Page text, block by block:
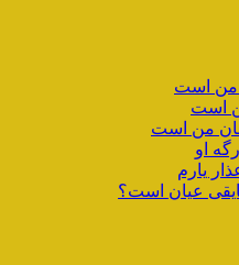
من است
است
من است
او
یارم
عیان است؟